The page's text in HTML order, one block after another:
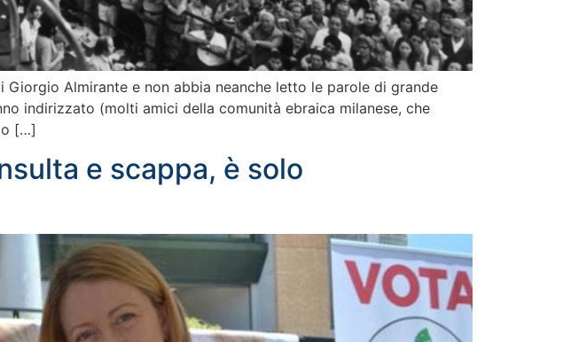
Almirante e non abbia neanche letto le parole di grande
indirizzato (molti amici della comunità ebraica milanese, che
[…]
e scappa, è solo